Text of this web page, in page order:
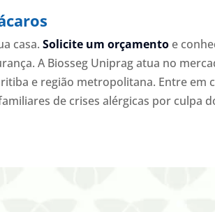
casa.Solicite um orçamento e
A Biosseg Uniprag atua no
e região metropolitana. Entre em
de crises alérgicas por culpa